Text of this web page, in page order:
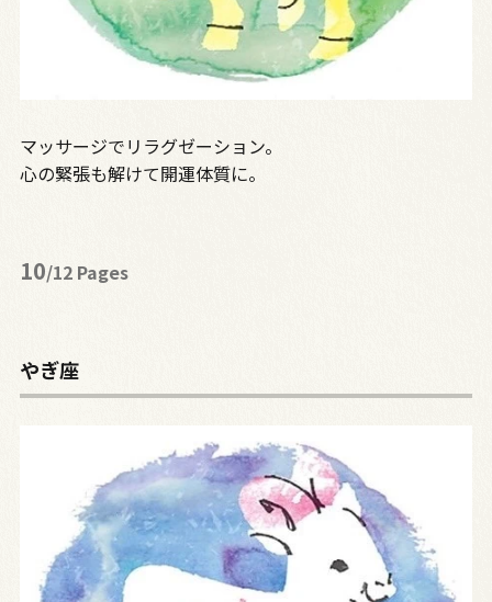
マッサージでリラグゼーション。
心の緊張も解けて開運体質に。
10/12 Pages
やぎ座